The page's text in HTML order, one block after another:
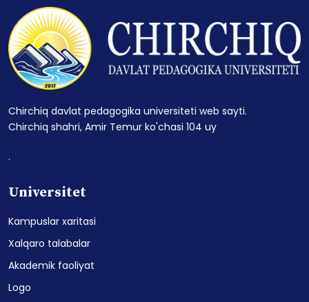
Chirchiq davlat pedagogika universiteti web sayti.
Chirchiq shahri, Amir Temur ko'chasi 104 uy
.
Universitet
Kampuslar xaritasi
Xalqaro talabalar
Akademik faoliyat
Logo